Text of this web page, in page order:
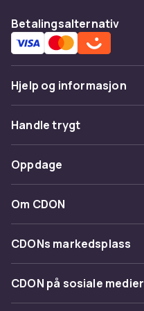
Betalingsalternativ
Hjelp og informasjon
Vanlige spørsmål
Spor pakke
Angre & returner her
Kontakt oss
Handle trygt
Betaling
Levering
Tilbakekallinger
Oppdage
Kategorier
Varemerker
Om CDON
Om oss
Kundeanmeldelser
Jobbe på CDON
CDONs markedsplass
Merchant Help Center
CDON på sosiale medier